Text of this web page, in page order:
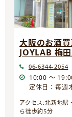
大阪のお酒
JOYLAB 梅
06-6344-2054
10:00 ～
定休日：毎週
アクセス:北新地駅
ら徒歩約5分